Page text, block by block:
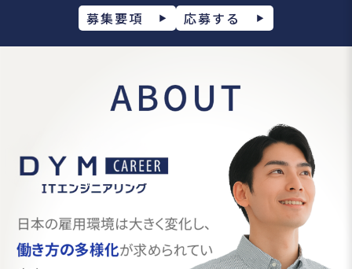
募集要項 ▶ 応募する ▶